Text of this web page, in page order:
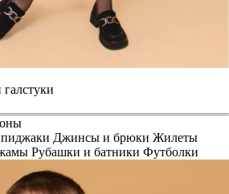
Джинсы и брюки Жилеты
Рубашки и батники Футболки